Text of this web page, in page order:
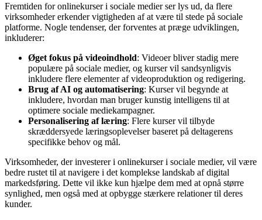
Fremtiden for onlinekurser i sociale medier ser lys ud, da flere
virksomheder erkender vigtigheden af at være til stede på sociale
platforme. Nogle tendenser, der forventes at præge udviklingen,
inkluderer:
Øget fokus på videoindhold: Videoer bliver stadig mere
populære på sociale medier, og kurser vil sandsynligvis
inkludere flere elementer af videoproduktion og redigering.
Brug af AI og automatisering: Kurser vil begynde at
inkludere, hvordan man bruger kunstig intelligens til at
optimere sociale mediekampagner.
Personalisering af læring: Flere kurser vil tilbyde
skræddersyede læringsoplevelser baseret på deltagerens
specifikke behov og mål.
Virksomheder, der investerer i onlinekurser i sociale medier, vil være
bedre rustet til at navigere i det komplekse landskab af digital
markedsføring. Dette vil ikke kun hjælpe dem med at opnå større
synlighed, men også med at opbygge stærkere relationer til deres
kunder.